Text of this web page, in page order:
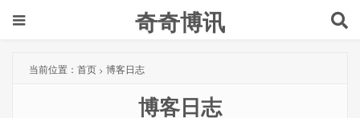
奇奇博讯
当前位置： 首页 > 博客日志
博客日志